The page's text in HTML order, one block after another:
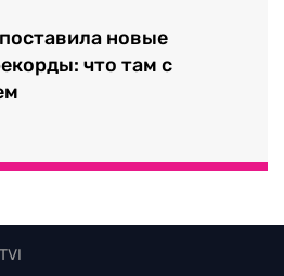
новые
что там с